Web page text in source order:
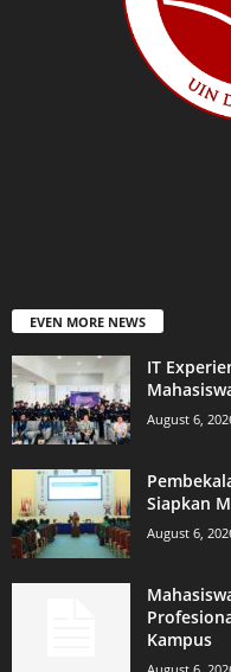
EVEN MORE NEWS
IT
August 6,
Siapkan
August 6,
Kampus